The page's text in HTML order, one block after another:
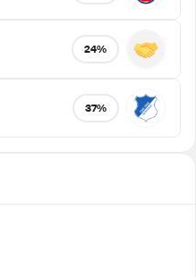
24%
37%